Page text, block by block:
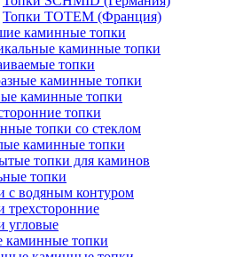
Топки TOTEM (Франция)
каминные топки
каминные топки
топки
каминные топки
каминные топки
топки
топки со стеклом
каминные топки
топки для каминов
топки
с водяным контуром
трехсторонние
угловые
каминные топки